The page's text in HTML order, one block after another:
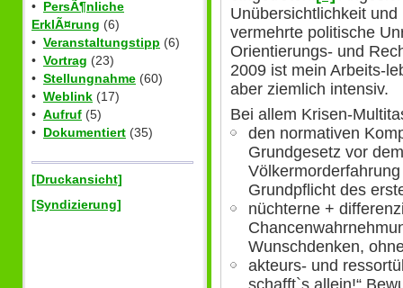
• PersÃ¶nliche
ErklÃ¤rung (6)
• Veranstaltungstipp (6)
• Vortrag (23)
• Stellungnahme (60)
• Weblink (17)
• Aufruf (5)
• Dokumentiert (35)
[Druckansicht]
[Syndizierung]
Unübersichtlichkeit
vermehrte politische
Orientierungs- und
2009 ist mein Arbeits-
aber ziemlich intensiv.
Bei allem Krisen-
den normativen
Grundgesetz vor
Grundpflicht des
nüchterne +
Wunschdenken,
akteurs- und